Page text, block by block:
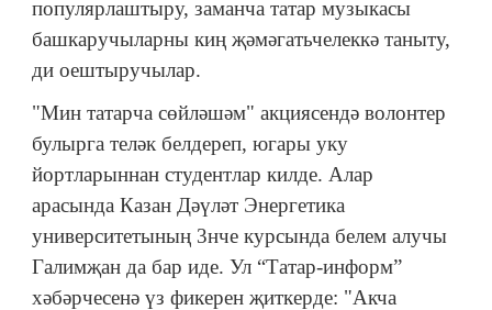
популярлаштыру, заманча татар музыкасы
башкаручыларны киң җәмәгатьчелеккә таныту,
ди оештыручылар.
"Мин татарча сөйләшәм" акциясендә волонтер
булырга теләк белдереп, югары уку
йортларыннан студентлар килде. Алар
арасында Казан Дәүләт Энергетика
университетының 3нче курсында белем алучы
Галимҗан да бар иде. Ул “Татар-информ”
хәбәрчесенә үз фикерен җиткерде: "Акча